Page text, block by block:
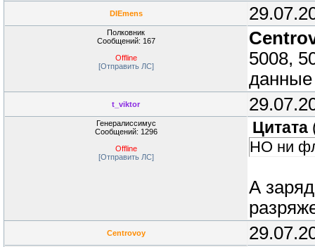
DIEmens
Полковник
Сообщений: 167
Offline
[Отправить ЛС]
5008,
данные
t_viktor
Генералиссимус
Сообщений: 1296
Offline
[Отправить ЛС]
Цитата
НО ни
А
Centrovoy